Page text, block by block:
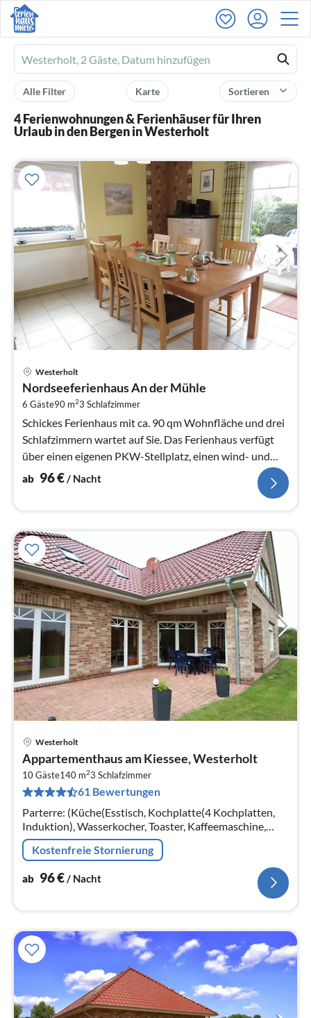
Ferienhausmiete
logo
Sortieren
Karte
Alle Filter
4 Ferienwohnungen & Ferienhäuser für Ihren
Urlaub in den Bergen in Westerholt
Westerholt
Nordseeferienhaus An der Mühle
6 Gäste90 m23 Schlafzimmer
Schickes Ferienhaus mit ca. 90 qm Wohnfläche und drei
Schlafzimmern wartet auf Sie. Das Ferienhaus verfügt
über einen eigenen PKW-Stellplatz, einen wind- und
sichtgeschützen kleine...
ab 96€/ Nacht
Westerholt
Appartementhaus am Kiessee, Westerholt
10 Gäste140 m23 Schlafzimmer
61 Bewertungen
Parterre: (Küche(Esstisch, Kochplatte(4 Kochplatten,
Induktion), Wasserkocher, Toaster, Kaffeemaschine,
Backofen, Mikrowelle, Spülmaschine, Kühlschrank,
Tiefkühlschrank)
Kostenfreie Stornierung
ab 96€/ Nacht